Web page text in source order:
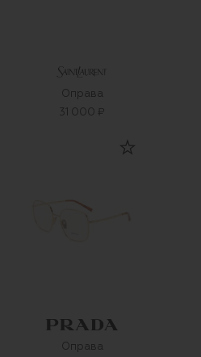
Оправа
31 000 ₽
Оправа